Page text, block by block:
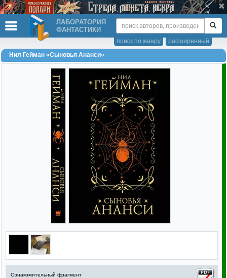
ЛАБОРАТОРИЯ
ФАНТАСТИКИ
расширенный
поиск по жанру
Нил Гейман «Сыновья Ананси»
Ознакомительный фрагмент